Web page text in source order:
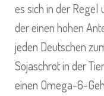
es sich in der
der einen hohen
jeden Deutschen
Sojaschrot in der
einen Omega-6-